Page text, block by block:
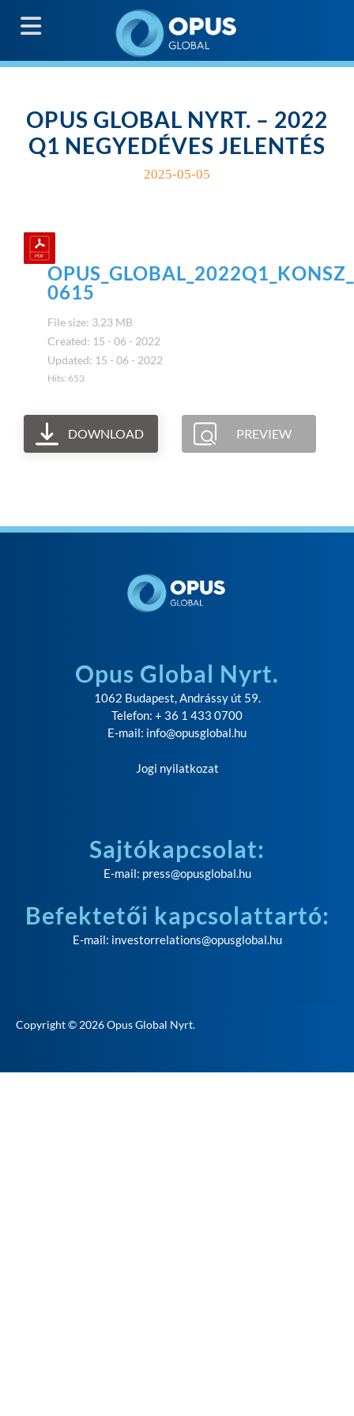
OPUS GLOBAL NYRT. – 2022
Q1 NEGYEDÉVES JELENTÉS
2025-05-05
0615
File size: 3.23 MB
Created: 15 - 06 - 2022
Updated: 15 - 06 - 2022
Hits: 653
DOWNLOAD PREVIEW
Opus Global Nyrt.
1062 Budapest, Andrássy út 59.
Telefon: + 36 1 433 0700
E-mail: info@opusglobal.hu
Jogi nyilatkozat
Sajtókapcsolat:
E-mail: press@opusglobal.hu
Befektetői kapcsolattartó:
E-mail: investorrelations@opusglobal.hu
Copyright © 2026Opus Global Nyrt.